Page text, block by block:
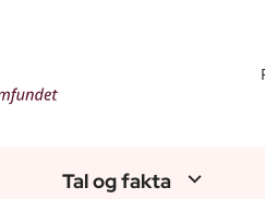
Tal og fakta